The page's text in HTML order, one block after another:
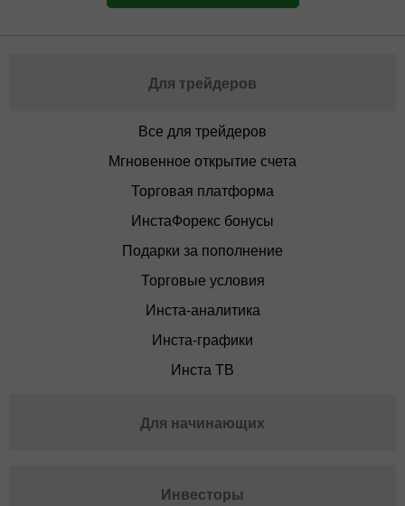
Для трейдеров
Все для трейдеров
Мгновенное открытие счета
Торговая платформа
ИнстаФорекс бонусы
Подарки за пополнение
Торговые условия
Инста-аналитика
Инста-графики
Инста ТВ
Для начинающих
Инвесторы